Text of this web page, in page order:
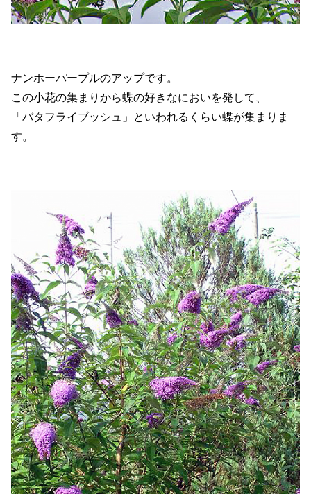
ナンホーパープルのアップです。
この小花の集まりから蝶の好きなにおいを発して、
「バタフライブッシュ」といわれるくらい蝶が集まりま
す。